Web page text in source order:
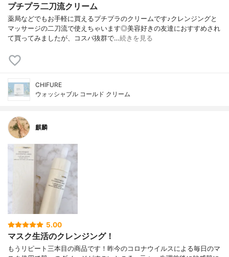
プチプラ二刀流クリーム
薬局などでもお手軽に買えるプチプラのクリームです♪クレンジングと
マッサージの二刀流で使えちゃいます◎美容好きの友達におすすめされ
て買ってみましたが、コスパ抜群で…続きを見る
CHIFURE
ウォッシャブル コールド クリーム
麒麟
5.00
マスク生活のクレンジング！
もうリピート三本目の商品です！昨今のコロナウイルスによる毎日のマ